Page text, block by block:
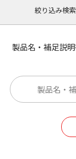
絞り込み検索
製品名・補足説